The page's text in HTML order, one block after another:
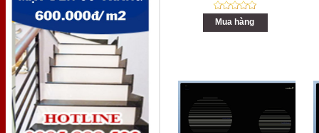
Mua hàng